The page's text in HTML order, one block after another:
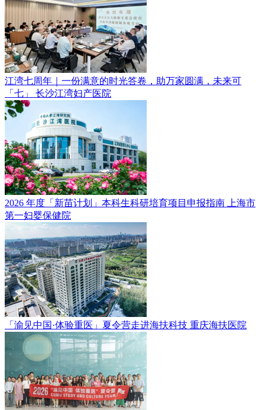
江湾七周年｜一份满意的时光答卷，助万家圆满，未来可
「七」 长沙江湾妇产医院
2026 年度「新苗计划」本科生科研培育项目申报指南
上海市
第一妇婴保健院
「渝见中国·体验重医」夏令营走进海扶科技 重庆海扶医院